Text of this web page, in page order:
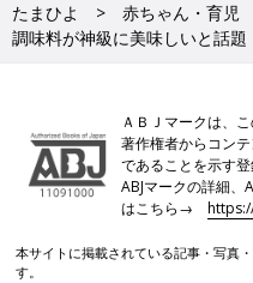
たまひよ 赤ちゃん・育児
調味料が神級に美味しいと話題
ＡＢＪマークは、
著作権者からコン
であることを示す
ABJマークの詳細、
はこちら→
本サイトに掲載されている記事・写真
す。